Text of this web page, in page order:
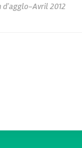
d'agglo-Avril 2012